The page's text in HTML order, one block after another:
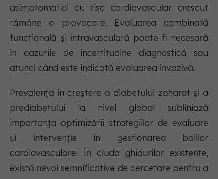
asimptomatici cu risc cardiovascular crescut
rămâne o provocare. Evaluarea combinată
funcțională și intravasculară poate fi necesară
în cazurile de incertitudine diagnostică sau
atunci când este indicată evaluarea invazivă.
Prevalența în creștere a diabetului zaharat și a
prediabetului la nivel global subliniază
importanța optimizării strategiilor de evaluare
și intervenție în gestionarea bolilor
cardiovasculare. În ciuda ghidurilor existente,
există nevoi semnificative de cercetare pentru a